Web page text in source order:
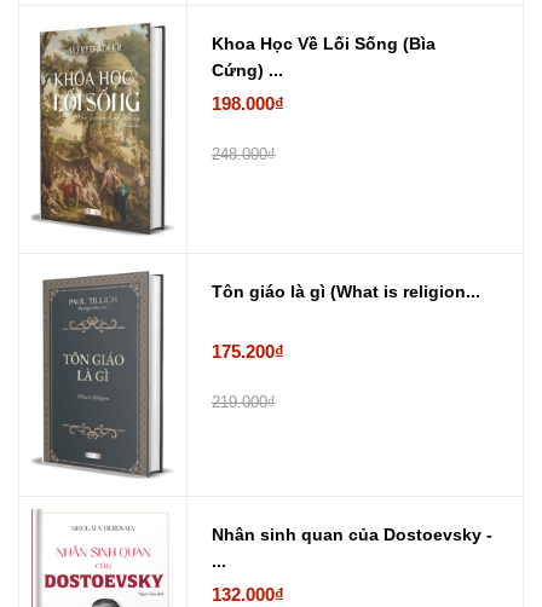
Khoa Học Về Lối Sống (Bìa
Cứng) ...
198.000₫
248.000₫
Tôn giáo là gì (What is religion...
175.200₫
219.000₫
Nhân sinh quan của Dostoevsky -
...
132.000₫